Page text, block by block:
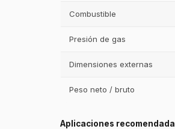
Combustible
Presión de gas
Dimensiones externas
Peso neto / bruto
Aplicaciones